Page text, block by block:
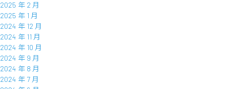
2025 年 2 月
2025 年 1 月
2024 年 12 月
2024 年 11 月
2024 年 10 月
2024 年 9 月
2024 年 8 月
2024 年 7 月